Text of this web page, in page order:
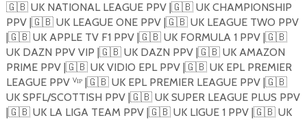
🇬🇧UK NATIONAL LEAGUE PPV |🇬🇧UK CHAMPIONSHIP
PPV |🇬🇧UK LEAGUE ONE PPV |🇬🇧UK LEAGUE TWO PPV
|🇬🇧UK APPLE TV F1 PPV |🇬🇧UK FORMULA 1 PPV |🇬🇧
UK DAZN PPV VIP |🇬🇧UK DAZN PPV |🇬🇧UK AMAZON
PRIME PPV |🇬🇧UK VIDIO EPL PPV |🇬🇧UK EPL PREMIER
LEAGUE PPV ⱽᴵᴾ |🇬🇧UK EPL PREMIER LEAGUE PPV |🇬🇧
UK SPFL/SCOTTISH PPV |🇬🇧UK SUPER LEAGUE PLUS PPV
|🇬🇧UK LA LIGA TEAM PPV |🇬🇧UK LIGUE 1 PPV |🇬🇧UK